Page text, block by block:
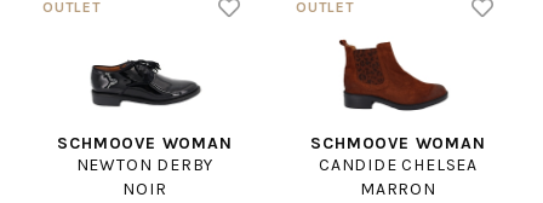
SCHMOOVE WOMAN
NEWTON DERBY
NOIR
SCHMOOVE WOMAN
CANDIDE CHELSEA
MARRON